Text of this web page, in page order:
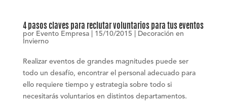
4 pasos claves para reclutar voluntarios para tus eventos
por Evento Empresa| 15/10/2015
Decoración en
Invierno
Realizar eventos de grandes magnitudes puede ser
todo un desafío, encontrar el personal adecuado para
ello requiere tiempo y estrategia sobre todo si
necesitarás voluntarios en distintos departamentos.